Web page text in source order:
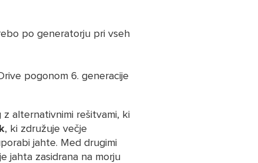
po generatorju pri vseh
pogonom 6. generacije
alternativnimi rešitvami, ki
, ki združuje večje
jahte. Med drugimi
jahta zasidrana na morju